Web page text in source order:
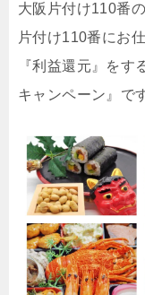
大阪片付け110番
片付け110番にお
『利益還元』を
キャンペーン』で